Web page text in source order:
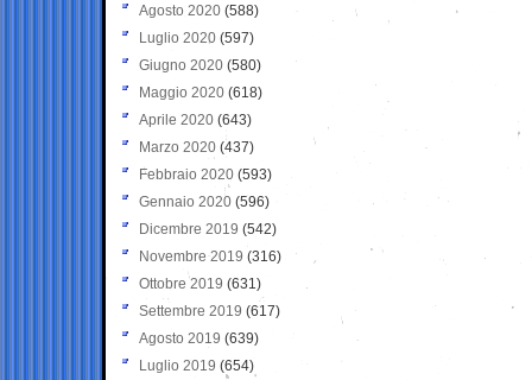
Agosto 2020 (588)
Luglio 2020 (597)
Giugno 2020 (580)
Maggio 2020 (618)
Aprile 2020 (643)
Marzo 2020 (437)
Febbraio 2020 (593)
Gennaio 2020 (596)
Dicembre 2019 (542)
Novembre 2019 (316)
Ottobre 2019 (631)
Settembre 2019 (617)
Agosto 2019 (639)
Luglio 2019 (654)